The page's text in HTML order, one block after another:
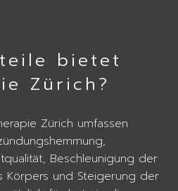
bietet
Zürich?
Zürich umfassen
Beschleunigung der
Körpers und Steigerung der